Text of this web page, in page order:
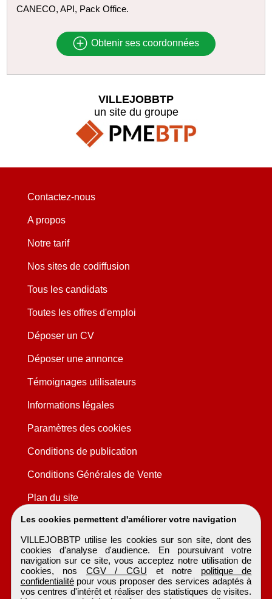
CANECO, API, Pack Office.
Obtenir ses coordonnées
Les cookies permettent d'améliorer votre navigation
VILLEJOBBTP utilise les cookies sur son site, dont des
cookies d'analyse d'audience. En poursuivant votre
navigation sur ce site, vous acceptez notre utilisation de
cookies, nos CGV / CGU et notre politique de
confidentialitépour vous proposer des services adaptés à
vos centres d'intérêt et réaliser des statistiques de visites.
VILLEJOBBTP
un site du groupe
Contactez-nous
A propos
Notre tarif
Nos sites de codiffusion
Tous les candidats
Toutes les offres d'emploi
Déposer un CV
Déposer une annonce
Témoignages utilisateurs
Informations légales
Paramètres des cookies
Conditions de publication
Conditions Générales de Vente
Plan du site